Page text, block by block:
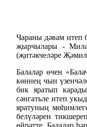
Чараны дәвам итеп
җырчылары -
(җитәкчеләре
Балалар өчен
көннең чын
бик яратып
сәнгатьле итеп
яратуның
белүләрен